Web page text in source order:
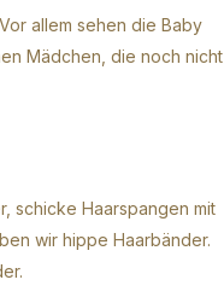
allem sehen die Baby
Mädchen, die noch nicht
schicke Haarspangen mit
wir hippe Haarbänder.